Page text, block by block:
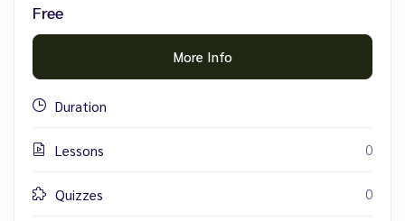
Free
More Info
Duration
Lessons 0
Quizzes 0